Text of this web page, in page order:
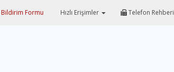
Formu Hızlı Erişimler Telefon Rehberi